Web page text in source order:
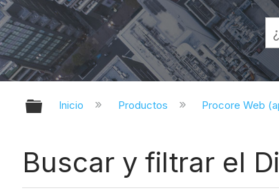
Expandir/contraer jerarquía
Inicio Productos Procore Web
Buscar y filtrar el